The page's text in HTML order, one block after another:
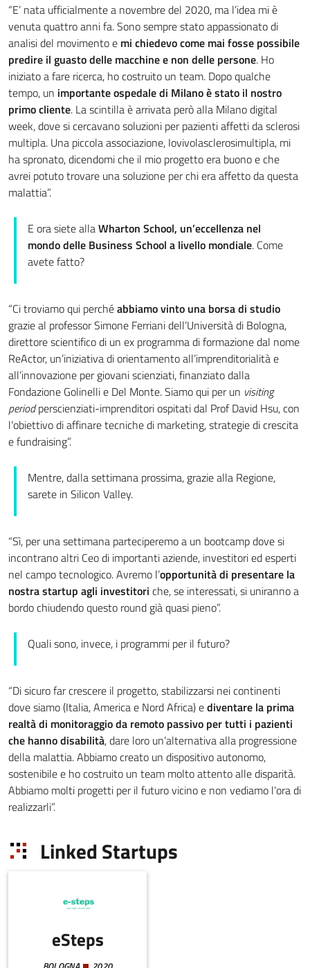
“E’ nata ufficialmente a novembre del 2020, ma l’idea mi è
venuta quattro anni fa. Sono sempre stato appassionato di
analisi del movimento e mi chiedevo come mai fosse possibile
predire il guasto delle macchine e non delle persone. Ho
iniziato a fare ricerca, ho costruito un team. Dopo qualche
tempo, un importante ospedale di Milano è stato il nostro
primo cliente. La scintilla è arrivata però alla Milano digital
week, dove si cercavano soluzioni per pazienti affetti da sclerosi
multipla. Una piccola associazione, Iovivolasclerosimultipla, mi
ha spronato, dicendomi che il mio progetto era buono e che
avrei potuto trovare una soluzione per chi era affetto da questa
malattia”.
E ora siete allaWharton School, un’eccellenza nel
mondo delle Business School a livello mondiale. Come
avete fatto?
“Ci troviamo qui perchéabbiamo vinto una borsa di studio
grazie al professor Simone Ferriani dell’Università di Bologna,
direttore scientifico di un ex programma di formazione dal nome
ReActor, un’iniziativa di orientamento all’imprenditorialità e
all’innovazione per giovani scienziati, finanziato dalla
Fondazione Golinelli e Del Monte. Siamo qui per un visiting
periodperscienziati-imprenditori ospitati dal Prof David Hsu, con
l’obiettivo di affinare tecniche di marketing, strategie di crescita
e fundraising”.
Mentre, dalla settimana prossima, grazie alla Regione,
sarete in Silicon Valley.
“Sì, per una settimana parteciperemo a un bootcamp dove si
incontrano altri Ceo di importanti aziende, investitori ed esperti
nel campo tecnologico. Avremo l’opportunità di presentare la
nostra startup agli investitori che, se interessati, si uniranno a
bordo chiudendo questo round già quasi pieno”.
Quali sono, invece, i programmi per il futuro?
“Di sicuro far crescere il progetto, stabilizzarsi nei continenti
dove siamo (Italia, America e Nord Africa) ediventare la prima
realtà di monitoraggio da remoto passivo per tutti i pazienti
che hanno disabilità, dare loro un’alternativa alla progressione
della malattia. Abbiamo creato un dispositivo autonomo,
sostenibile e ho costruito un team molto attento alle disparità.
Abbiamo molti progetti per il futuro vicino e non vediamo l’ora di
realizzarli”.
Linked Startups
eSteps